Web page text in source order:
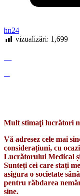
hn24
vizualizări: 1,699
Mult stimaţi lucrători
Vă adresez cele mai
considerațiuni, cu
Lucrătorului Medical
Sunteți cei care stați
asigura o societate
pentru răbdarea
sine.